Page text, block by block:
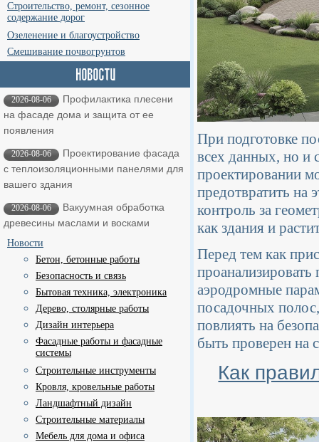
Строительство, ремонт, сезонное
содержание дорог
Озеленение и благоустройство
Смешивание почвогрунтов
2026-08-06
Профилактика плесени
на фасаде дома и защита от ее
появления
2026-08-06
Проектирование фасада
с теплоизоляционными панелями для
вашего здания
2026-08-06
Вакуумная обработка
древесины маслами и восками
Новости
Бетон, бетонные работы
Безопасность и связь
Бытовая техника, электроника
Дерево, столярные работы
Дизайн интерьера
Фасадные работы и фасадные
системы
Строительные инструменты
Кровля, кровельные работы
Ландшафтный дизайн
Строительные материалы
Мебель для дома и офиса
При подготовке
всех данных, но и
проектировании
предотвратить на
контроль за
как здания и
Перед тем как
аэродромные
посадочных
повлиять на
быть проверен на
Как